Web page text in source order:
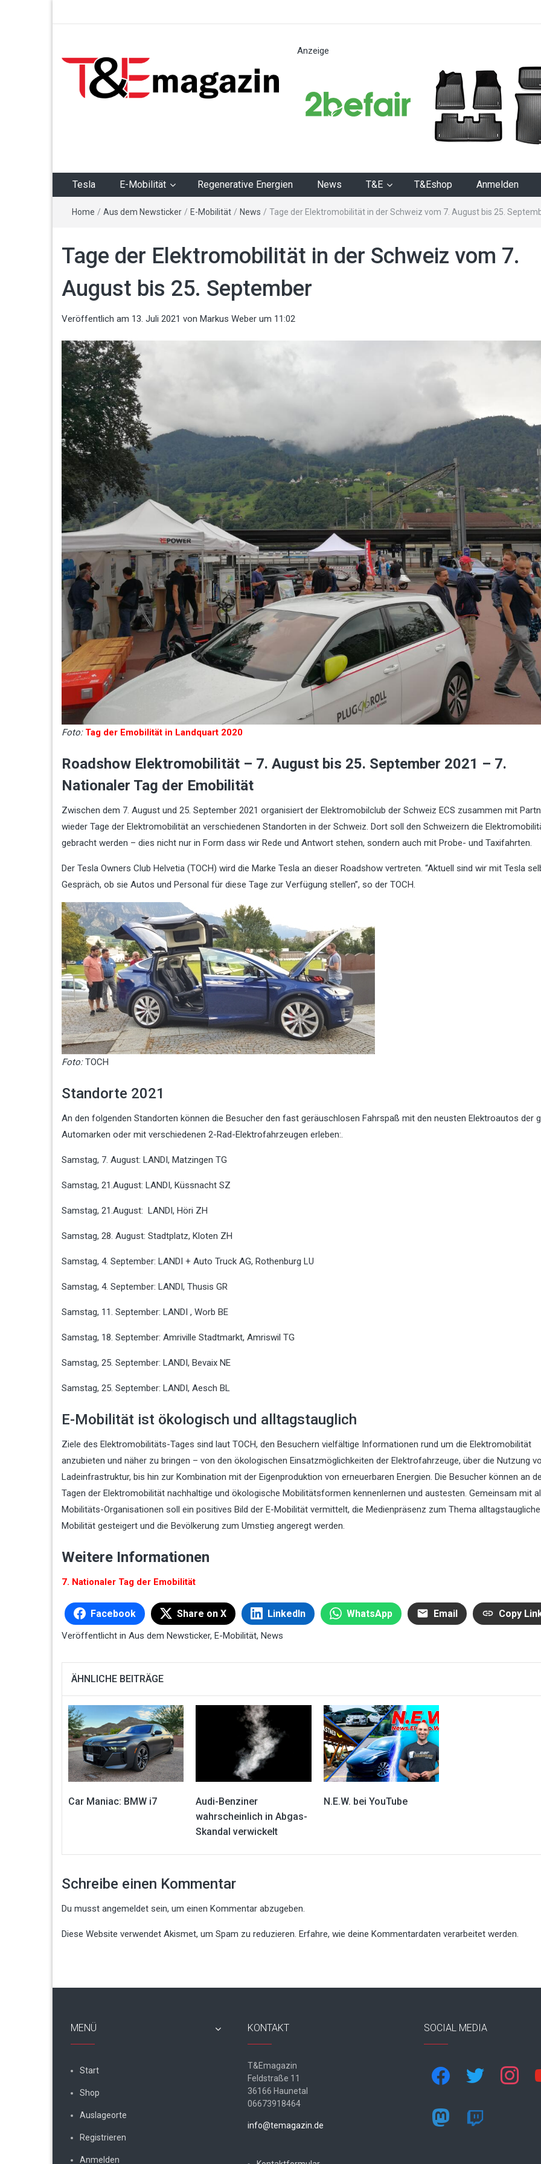
Regenerative Energien
Anzeige
Tesla E-Mobilität Regenerative Energien News T&E T&Eshop Anmelden
Home / Aus dem Newsticker / E-Mobilität / News / Tage der Elektromobilität in der Schweiz vom 7. August bis 25.
Tage der Elektromobilität in der Schweiz vom 7.
August bis 25. September
Veröffentlich am 13. Juli 2021 von Markus Weber um 11:02
Foto: Tag der Emobilität in Landquart 2020
Roadshow Elektromobilität – 7. August bis 25. September 2021 – 7.
Nationaler Tag der Emobilität
Zwischen dem 7. August und 25. September 2021 organisiert der Elektromobilclub der Schweiz ECS zusammen mit
wieder Tage der Elektromobilität an verschiedenen Standorten in der Schweiz. Dort soll den Schweizern die
gebracht werden – dies nicht nur in Form dass wir Rede und Antwort stehen, sondern auch mit Probe- und Taxifahrten.
Der Tesla Owners Club Helvetia (TOCH) wird die Marke Tesla an dieser Roadshow vertreten. “Aktuell sind wir mit Tesla
Gespräch, ob sie Autos und Personal für diese Tage zur Verfügung stellen”, so der TOCH.
Foto:TOCH
Standorte 2021
An den folgenden Standorten können die Besucher den fast geräuschlosen Fahrspaß mit den neusten Elektroautos der
Automarken oder mit verschiedenen 2-Rad-Elektrofahrzeugen erleben:.
Samstag, 7. August: LANDI, Matzingen TG
Samstag, 21.August: LANDI, Küssnacht SZ
Samstag, 21.August: LANDI, Höri ZH
Samstag, 28. August: Stadtplatz, Kloten ZH
Samstag, 4. September: LANDI + Auto Truck AG, Rothenburg LU
Samstag, 4. September: LANDI, Thusis GR
Samstag, 11. September: LANDI , Worb BE
Samstag, 18. September: Amriville Stadtmarkt, Amriswil TG
Samstag, 25. September: LANDI, Bevaix NE
Samstag, 25. September: LANDI, Aesch BL
E-Mobilität ist ökologisch und alltagstauglich
Ziele des Elektromobilitäts-Tages sind laut TOCH, den Besuchern vielfältige Informationen rund um die Elektromobilität
anzubieten und näher zu bringen – von den ökologischen Einsatzmöglichkeiten der Elektrofahrzeuge, über die Nutzung
Ladeinfrastruktur, bis hin zur Kombination mit der Eigenproduktion von erneuerbaren Energien. Die Besucher können an
Tagen der Elektromobilität nachhaltige und ökologische Mobilitätsformen kennenlernen und austesten. Gemeinsam mit
Mobilitäts-Organisationen soll ein positives Bild der E-Mobilität vermittelt, die Medienpräsenz zum Thema
Mobilität gesteigert und die Bevölkerung zum Umstieg angeregt werden.
Weitere Informationen
7. Nationaler Tag der Emobilität
Facebook Share on X LinkedIn WhatsApp Email Copy
Veröffentlicht in Aus dem Newsticker, E-Mobilität, News
ÄHNLICHE BEITRÄGE
Car Maniac: BMW i7
Audi-Benziner
wahrscheinlich in Abgas-
Skandal verwickelt
N.E.W. bei YouTube
Schreibe einen Kommentar
Du musst angemeldet sein, um einen Kommentar abzugeben.
Diese Website verwendet Akismet, um Spam zu reduzieren. Erfahre, wie deine Kommentardaten verarbeitet werden.
MENÜ
Start
Shop
Auslageorte
Registrieren
Anmelden
KONTAKT
T&Emagazin
Feldstraße 11
36166 Haunetal
06673918464
info@temagazin.de
SOCIAL MEDIA
facebook twitter instagram
mastodon twitch